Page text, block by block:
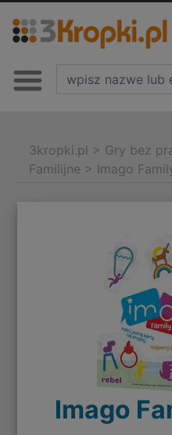
3kropki.pl > Gry bez
Familijne > Imago
Imago